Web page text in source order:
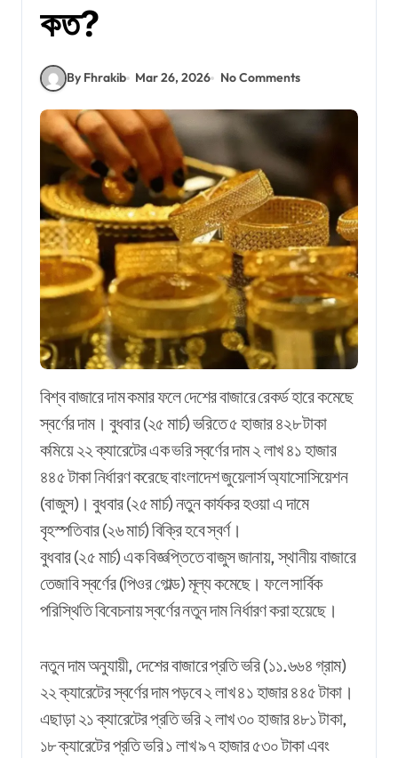
কত?
By Fhrakib Mar 26, 2026 No Comments
বিশ্ব বাজারে দাম কমার ফলে দেশের বাজারে রেকর্ড হারে কমেছে
স্বর্ণের দাম। বুধবার (২৫ মার্চ) ভরিতে ৫ হাজার ৪২৮ টাকা
কমিয়ে ২২ ক্যারেটের এক ভরি স্বর্ণের দাম ২ লাখ ৪১ হাজার
৪৪৫ টাকা নির্ধারণ করেছে বাংলাদেশ জুয়েলার্স অ্যাসোসিয়েশন
(বাজুস)। বুধবার (২৫ মার্চ) নতুন কার্যকর হওয়া এ দামে
বৃহস্পতিবার (২৬ মার্চ) বিক্রি হবে স্বর্ণ।
বুধবার (২৫ মার্চ) এক বিজ্ঞপ্তিতে বাজুস জানায়, স্থানীয় বাজারে
তেজাবি স্বর্ণের (পিওর গোল্ড) মূল্য কমেছে। ফলে সার্বিক
পরিস্থিতি বিবেচনায় স্বর্ণের নতুন দাম নির্ধারণ করা হয়েছে।
নতুন দাম অনুযায়ী, দেশের বাজারে প্রতি ভরি (১১.৬৬৪ গ্রাম)
২২ ক্যারেটের স্বর্ণের দাম পড়বে ২ লাখ ৪১ হাজার ৪৪৫ টাকা।
এছাড়া ২১ ক্যারেটের প্রতি ভরি ২ লাখ ৩০ হাজার ৪৮১ টাকা,
১৮ ক্যারেটের প্রতি ভরি ১ লাখ ৯৭ হাজার ৫৩০ টাকা এবং